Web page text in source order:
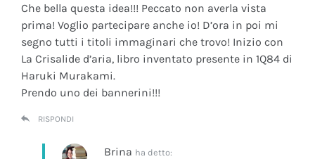
Che bella questa idea!!! Peccato non averla vista
prima! Voglio partecipare anche io! D’ora in poi mi
segno tutti i titoli immaginari che trovo! Inizio con
La Crisalide d’aria, libro inventato presente in 1Q84 di
Haruki Murakami.
Prendo uno dei bannerini!!!
RISPONDI
Brina ha detto: